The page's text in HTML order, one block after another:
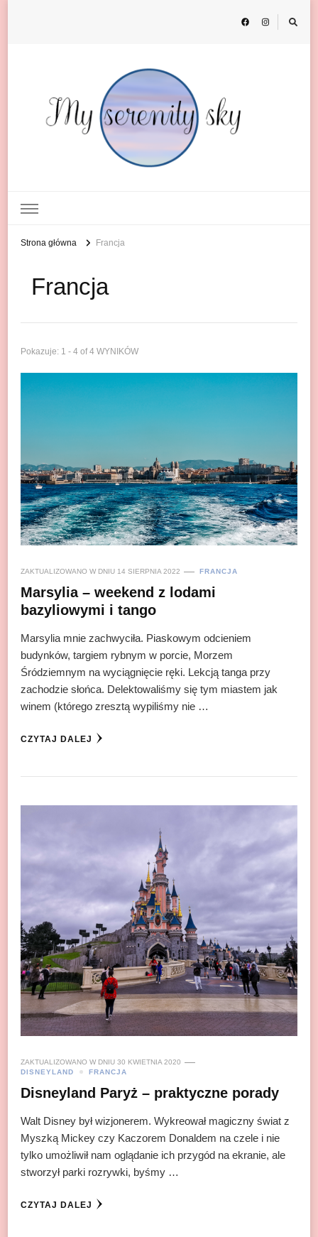
Strona główna Francja
Francja
Pokazuje: 1 - 4 of 4 WYNIKÓW
ZAKTUALIZOWANO W DNIU 14 SIERPNIA 2022 FRANCJA
Marsylia – weekend z lodami
bazyliowymi i tango
Marsylia mnie zachwyciła. Piaskowym odcieniem
budynków, targiem rybnym w porcie, Morzem
Śródziemnym na wyciągnięcie ręki. Lekcją tanga przy
zachodzie słońca. Delektowaliśmy się tym miastem jak
winem (którego zresztą wypiliśmy nie …
CZYTAJ DALEJ
ZAKTUALIZOWANO W DNIU 30 KWIETNIA 2020
DISNEYLAND
FRANCJA
Disneyland Paryż – praktyczne porady
Walt Disney był wizjonerem. Wykreował magiczny świat z
Myszką Mickey czy Kaczorem Donaldem na czele i nie
tylko umożliwił nam oglądanie ich przygód na ekranie, ale
stworzył parki rozrywki, byśmy …
CZYTAJ DALEJ